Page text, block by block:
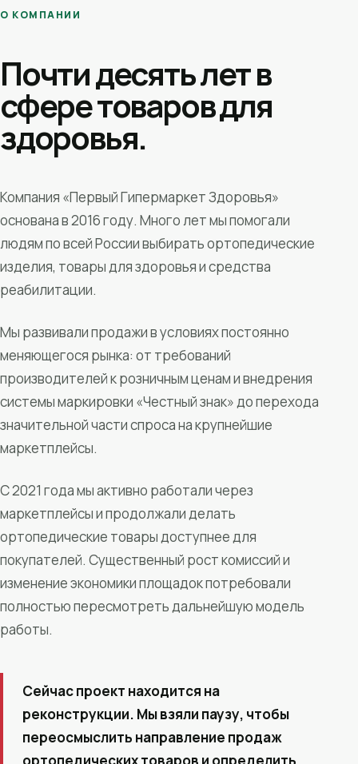
О КОМПАНИИ
Почти десять лет в
сфере товаров для
здоровья.
Компания «Первый Гипермаркет Здоровья»
основана в 2016 году. Много лет мы помогали
людям по всей России выбирать ортопедические
изделия, товары для здоровья и средства
реабилитации.
Мы развивали продажи в условиях постоянно
меняющегося рынка: от требований
производителей к розничным ценам и внедрения
системы маркировки «Честный знак» до перехода
значительной части спроса на крупнейшие
маркетплейсы.
С 2021 года мы активно работали через
маркетплейсы и продолжали делать
ортопедические товары доступнее для
покупателей. Существенный рост комиссий и
изменение экономики площадок потребовали
полностью пересмотреть дальнейшую модель
работы.
Сейчас проект находится на
реконструкции. Мы взяли паузу, чтобы
переосмыслить направление продаж